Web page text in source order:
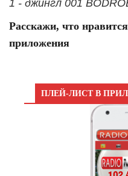
1 - джингл 001
Расскажи, что
приложения
ПЛЕЙ-ЛИСТ В